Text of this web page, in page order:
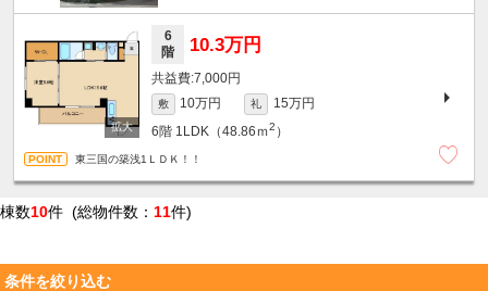
6
階
10.3万円
7,000円
敷 10万円 礼
15万円
6階 1LDK（48.86ｍ2 ）
東三国の築浅1ＬＤＫ！！
棟数10件 (総物件数： 11件)
条件を絞り込む